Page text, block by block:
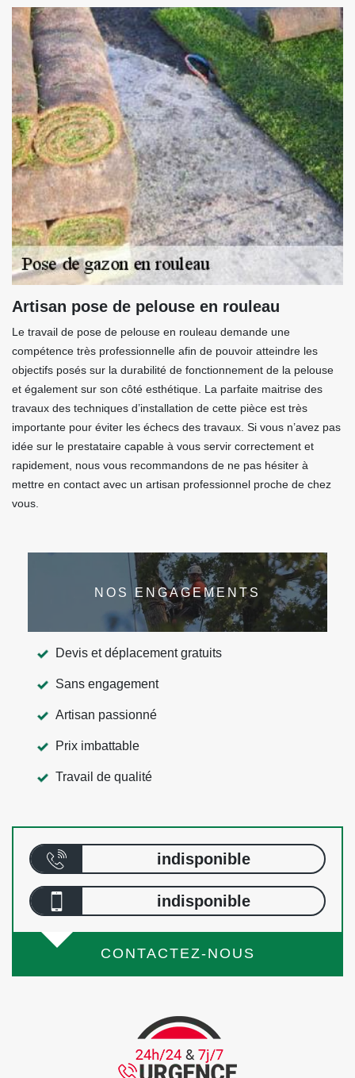
Artisan pose de pelouse en rouleau
Le travail de pose de pelouse en rouleau demande une
compétence très professionnelle afin de pouvoir atteindre les
objectifs posés sur la durabilité de fonctionnement de la pelouse
et également sur son côté esthétique. La parfaite maitrise des
travaux des techniques d’installation de cette pièce est très
importante pour éviter les échecs des travaux. Si vous n’avez pas
idée sur le prestataire capable à vous servir correctement et
rapidement, nous vous recommandons de ne pas hésiter à
mettre en contact avec un artisan professionnel proche de chez
vous.
NOS ENGAGEMENTS
Devis et déplacement gratuits
Sans engagement
Artisan passionné
Prix imbattable
Travail de qualité
indisponible
indisponible
CONTACTEZ-NOUS